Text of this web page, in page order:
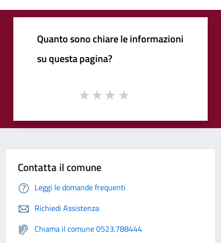
Quanto sono chiare le informazioni
su questa pagina?
Contatta il comune
Leggi le domande frequenti
Richiedi Assistenza
Chiama il comune 0523.788444